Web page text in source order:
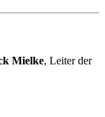
Mielke, Leiter der